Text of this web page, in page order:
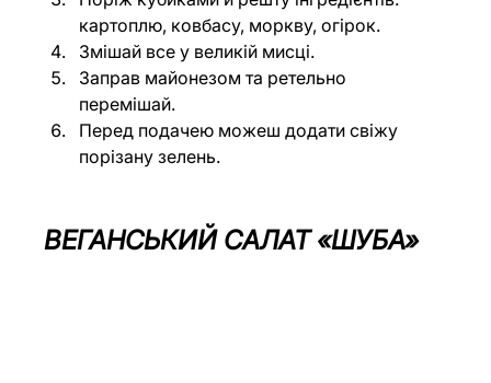
картоплю, ковбасу, моркву, огірок.
Змішай все у великій мисці.
Заправ майонезом та ретельно
перемішай.
Перед подачею можеш додати свіжу
порізану зелень.
ВЕГАНСЬКИЙ САЛАТ «ШУБА»